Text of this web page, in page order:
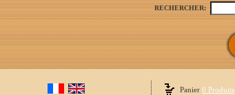
RECHERCHER:
Panier 0 Produits